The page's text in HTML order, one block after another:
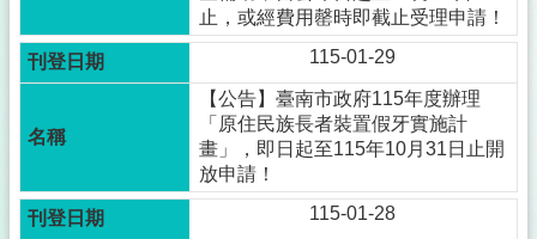
止，或經費用罄時即截止受理申請！
115-01-29
【公告】臺南市政府115年度辦理
「原住民族長者裝置假牙實施計
畫」，即日起至115年10月31日止開
放申請！
115-01-28